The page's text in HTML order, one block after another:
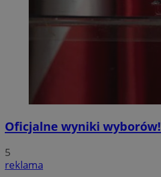
Oficjalne wyniki wyborów!
5
reklama